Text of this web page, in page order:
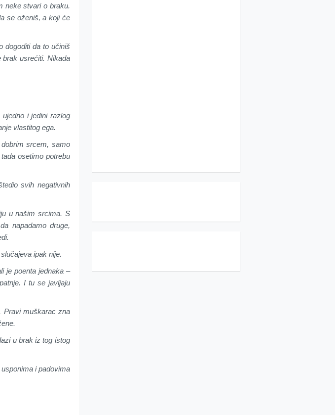
neke stvari o braku.
se oženiš, a koji će
dogoditi da to učiniš
brak usrećiti. Nikada
i jedini razlog
vlastitog ega.
srcem, samo
osetimo potrebu
svih negativnih
u našim srcima. S
napadamo druge,
ipak nije.
je poenta jednaka –
I tu se javljaju
Pravi muškarac zna
u brak iz tog istog
i padovima